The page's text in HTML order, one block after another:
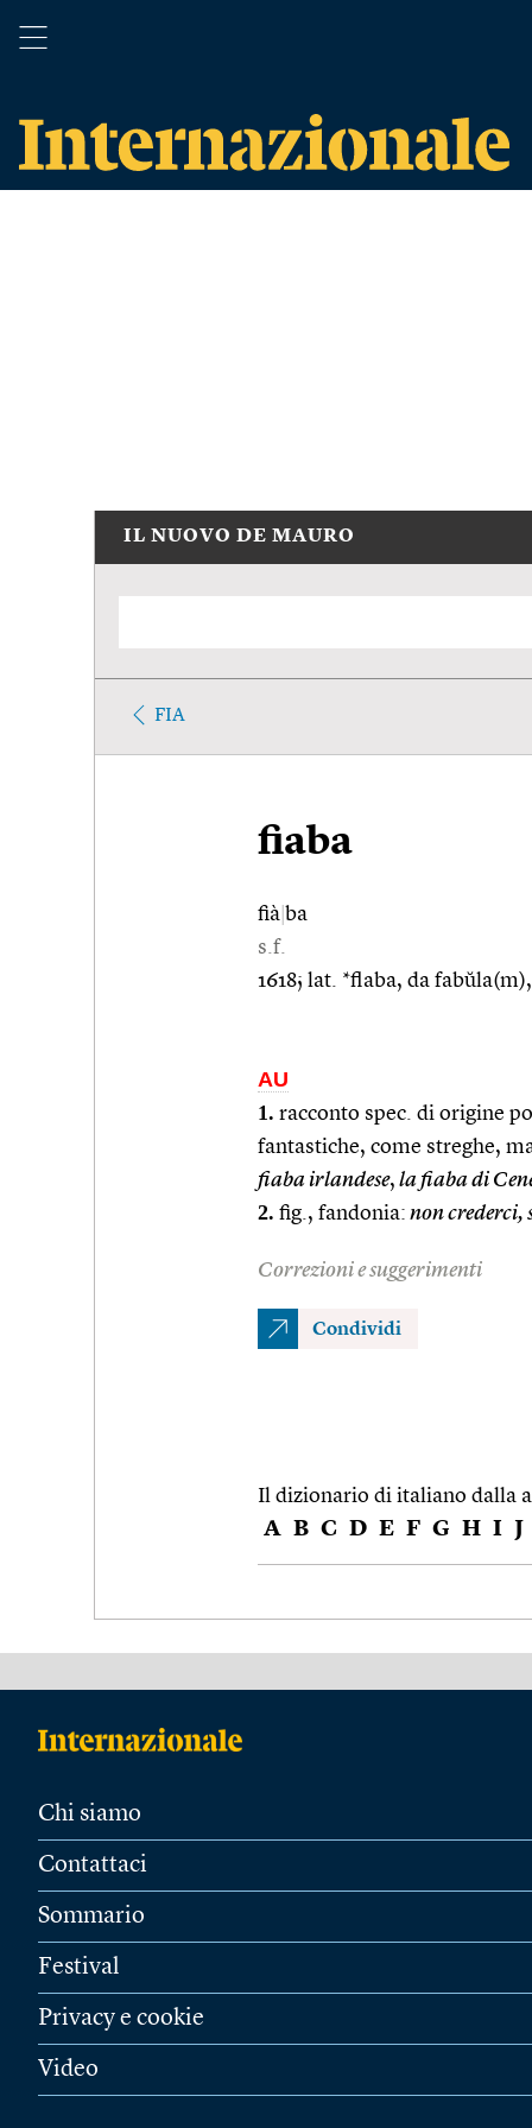
IL NUOVO DE MAURO
FIA
fiaba
fià ba
s.f.
1618; lat. *flaba, da
AU
1. racconto spec. di origine
fantastiche, come streghe,
fiaba irlandese, la fiaba di
2. fig., fandonia: non crederci,
Correzioni e suggerimenti
Condividi
Il dizionario di italiano dalla
A B C D E F G H I J
Chi siamo
Contattaci
Sommario
Festival
Privacy e cookie
Video